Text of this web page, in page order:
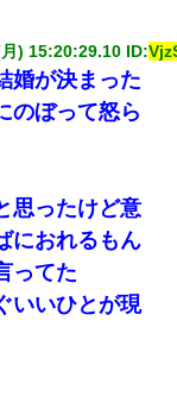
) 15:20:29.10 ID:
婚が決まった
のぼって怒ら
思ったけど意
におれるもん
ってた
いいひとが現